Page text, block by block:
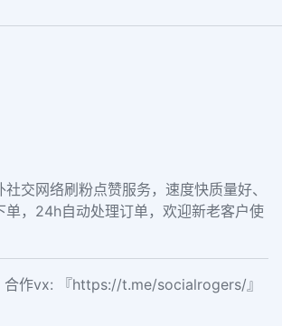
交网络刷粉点赞服务，速度快质量好、
单，24h自动处理订单，欢迎新老客户使
合作vx: 『https://t.me/socialrogers/』